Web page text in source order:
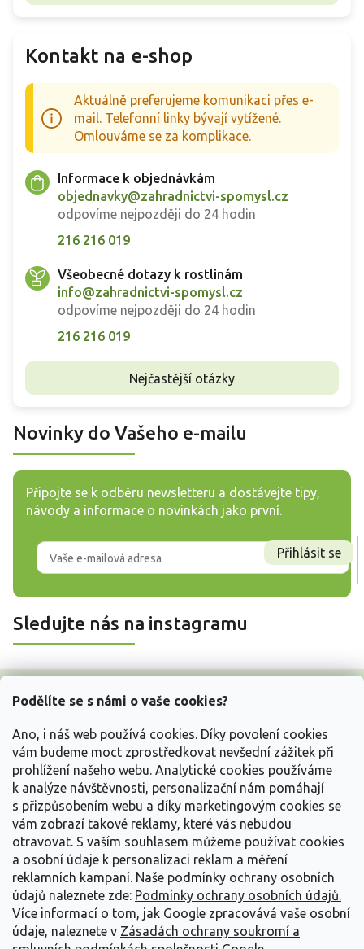
Podělíte se s námi o vaše cookies?
Ano, i náš web používá cookies. Díky povolení cookies
vám budeme moct zprostředkovat nevšední zážitek při
prohlížení našeho webu. Analytické cookies používáme
k analýze návštěvnosti, personalizační nám pomáhají
s přizpůsobením webu a díky marketingovým cookies se
vám zobrazí takové reklamy, které vás nebudou
otravovat. S vaším souhlasem můžeme používat cookies
a osobní údaje k personalizaci reklam a měření
reklamních kampaní. Naše podmínky ochrany osobních
údajů naleznete zde: Podmínky ochrany osobních údajů.
Více informací o tom, jak Google zpracovává vaše osobní
údaje, naleznete v Zásadách ochrany soukromí a
Kontakt na e-shop
Aktuálně preferujeme komunikaci přes e-
mail. Telefonní linky bývají vytížené.
Omlouváme se za komplikace.
Informace k objednávkám
objednavky@zahradnictvi-spomysl.cz
odpovíme nejpozději do 24 hodin
216 216 019
Všeobecné dotazy k rostlinám
info@zahradnictvi-spomysl.cz
odpovíme nejpozději do 24 hodin
216 216 019
Nejčastější otázky
Novinky do Vašeho e-mailu
Připojte se k odběru newsletteru a dostávejte tipy,
návody a informace o novinkách jako první.
Přihlásit se
Sledujte nás na instagramu
Z
Vše o nákupu
Informace pro Vás
Kontakujte nás